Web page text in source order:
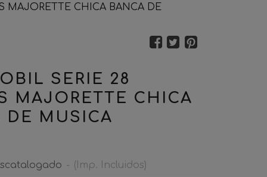
MAJORETTE CHICA BANCA DE
SERIE 28
MAJORETTE CHICA
DE MUSICA
- (Imp. Incluidos)